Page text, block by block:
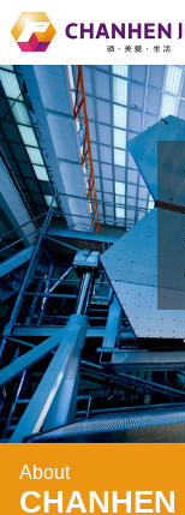
About
CHANHEN